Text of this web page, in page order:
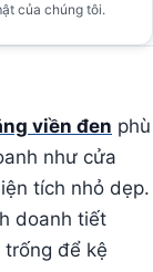
của chúng tôi.
viền đen phù
như cửa
tích nhỏ dẹp.
doanh tiết
trống để kệ